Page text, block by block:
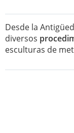
Desde la
diversos
esculturas de